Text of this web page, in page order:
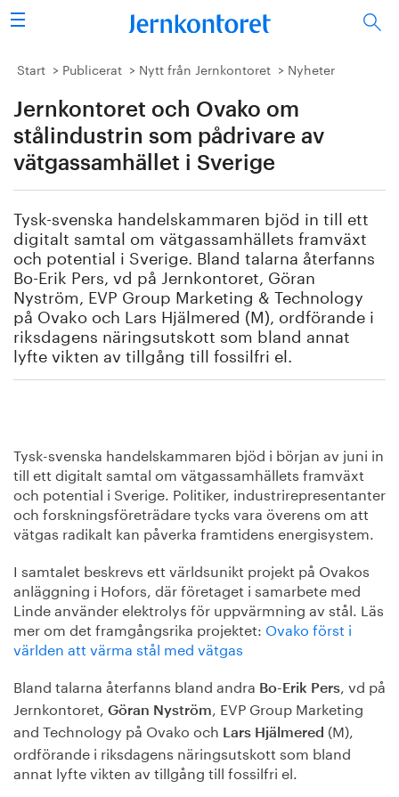
Sök
Stålindustrin
Vision 2050
Forskning/utbildning
Vi tycker
Publicerat
Bildbank
Om oss
Start Publicerat Nytt från Jernkontoret Nyheter
Jernkontoret och Ovako om
stålindustrin som pådrivare av
vätgassamhället i Sverige
Tysk-svenska handelskammaren bjöd in till ett
digitalt samtal om vätgassamhällets framväxt
och potential i Sverige. Bland talarna återfanns
Bo-Erik Pers, vd på Jernkontoret, Göran
Nyström, EVP Group Marketing & Technology
på Ovako och Lars Hjälmered (M), ordförande i
riksdagens näringsutskott som bland annat
lyfte vikten av tillgång till fossilfri el.
Tysk-svenska handelskammaren bjöd i början av juni in
till ett digitalt samtal om vätgassamhällets framväxt
och potential i Sverige. Politiker, industrirepresentanter
och forskningsföreträdare tycks vara överens om att
vätgas radikalt kan påverka framtidens energisystem.
I samtalet beskrevs ett världsunikt projekt på Ovakos
anläggning i Hofors, där företaget i samarbete med
Linde använder elektrolys för uppvärmning av stål. Läs
mer om det framgångsrika projektet: Ovako först i
världen att värma stål med vätgas
Bland talarna återfanns bland andra Bo-Erik Pers, vd på
Jernkontoret, Göran Nyström, EVP Group Marketing
and Technology på Ovako och
Lars Hjälmered (M),
ordförande i riksdagens näringsutskott som bland
annat lyfte vikten av tillgång till fossilfri el.